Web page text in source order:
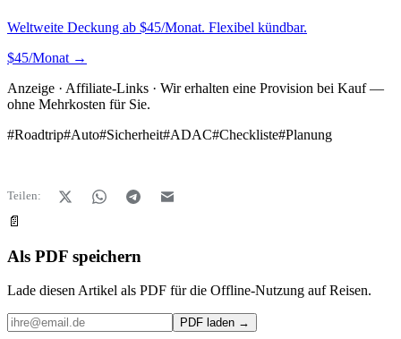
Weltweite Deckung ab $45/Monat. Flexibel kündbar.
$45/Monat →
Anzeige · Affiliate-Links · Wir erhalten eine Provision bei Kauf —
ohne Mehrkosten für Sie.
#Roadtrip#Auto#Sicherheit#ADAC#Checkliste#Planung
Teilen:
📄
Als PDF speichern
Lade diesen Artikel als PDF für die Offline-Nutzung auf Reisen.
PDF laden →